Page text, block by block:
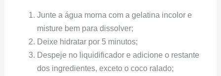
Junte a água morna com a gelatina incolor e
misture bem para dissolver;
Deixe hidratar por 5 minutos;
Despeje no liquidificador e adicione o restante
dos ingredientes, exceto o coco ralado;